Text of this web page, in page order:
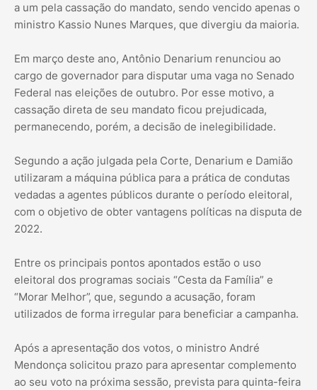
a um pela cassação do mandato, sendo vencido apenas o
ministro Kassio Nunes Marques, que divergiu da maioria.
Em março deste ano, Antônio Denarium renunciou ao
cargo de governador para disputar uma vaga no Senado
Federal nas eleições de outubro. Por esse motivo, a
cassação direta de seu mandato ficou prejudicada,
permanecendo, porém, a decisão de inelegibilidade.
Segundo a ação julgada pela Corte, Denarium e Damião
utilizaram a máquina pública para a prática de condutas
vedadas a agentes públicos durante o período eleitoral,
com o objetivo de obter vantagens políticas na disputa de
2022.
Entre os principais pontos apontados estão o uso
eleitoral dos programas sociais “Cesta da Família” e
“Morar Melhor”, que, segundo a acusação, foram
utilizados de forma irregular para beneficiar a campanha.
Após a apresentação dos votos, o ministro André
Mendonça solicitou prazo para apresentar complemento
ao seu voto na próxima sessão, prevista para quinta-feira